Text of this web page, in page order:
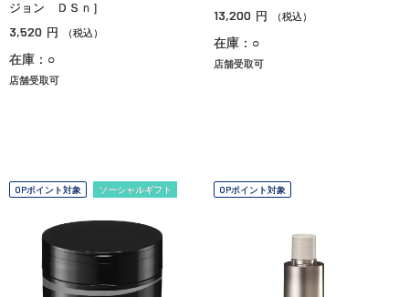
ジョン ＤＳｎ］
3,520 円 （税込）
在庫：○
店舗受取可
13,200 円 （税込）
在庫：○
店舗受取可
OPポイント対象 ソーシャルギフト OPポイント対象